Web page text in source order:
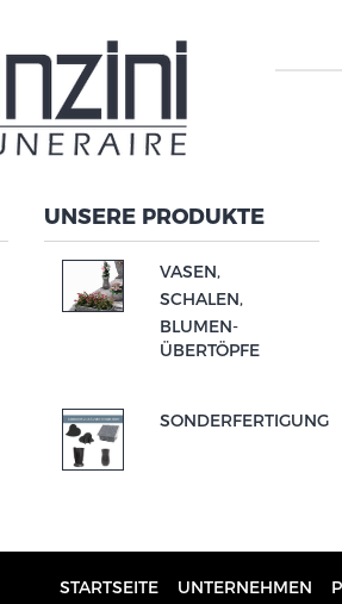
UNSERE PRODUKTE
VASEN,
SCHALEN,
BLUMEN-
ÜBERTÖPFE
SONDERFERTIGUNG
STARTSEITE UNTERNEHMEN